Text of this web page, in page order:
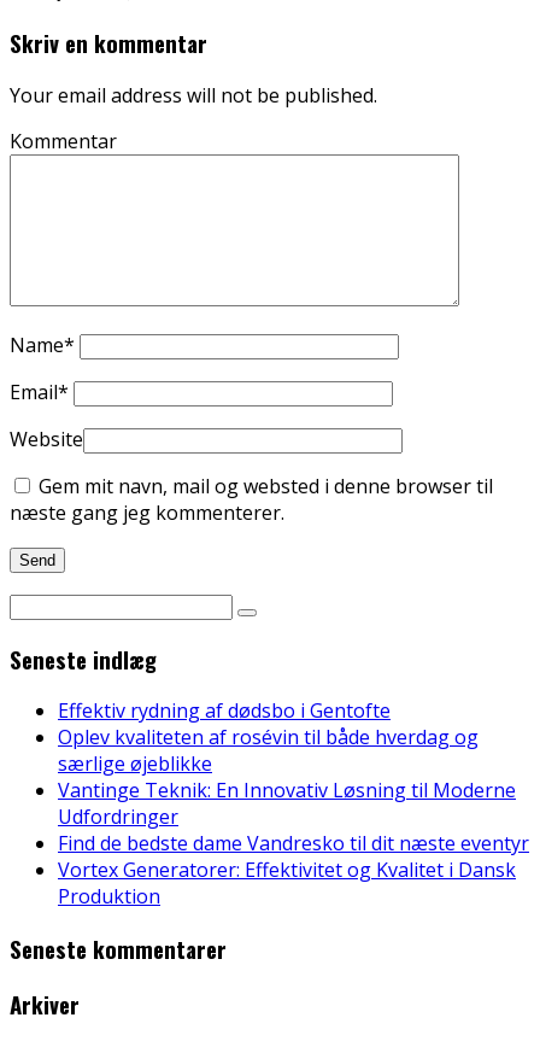
Skriv en kommentar
Your email address will not be published.
Kommentar
Name*
Email*
Website
Gem mit navn, mail og websted i denne browser til
næste gang jeg kommenterer.
Seneste indlæg
Effektiv rydning af dødsbo i Gentofte
Oplev kvaliteten af rosévin til både hverdag og
særlige øjeblikke
Vantinge Teknik: En Innovativ Løsning til Moderne
Udfordringer
Find de bedste dame Vandresko til dit næste eventyr
Vortex Generatorer: Effektivitet og Kvalitet i Dansk
Produktion
Seneste kommentarer
Arkiver